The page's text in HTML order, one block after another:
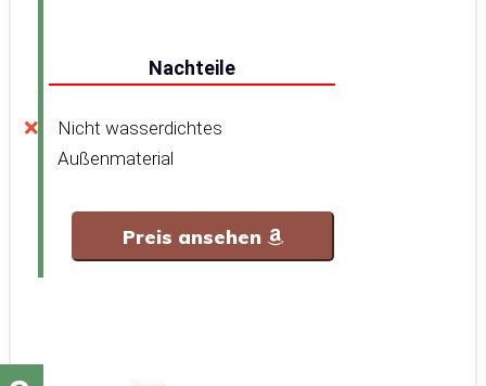
Nachteile
Nicht wasserdichtes
Außenmaterial
Preis ansehen